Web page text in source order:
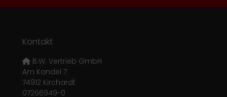
Kontakt
B.W. Vertrieb GmbH
Am Kandel 7
74912 Kirchardt
07266949-0